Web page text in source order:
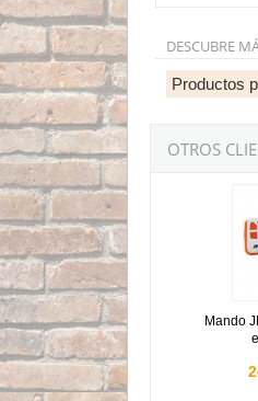
DESCUBRE
Productos
OTROS
Mando